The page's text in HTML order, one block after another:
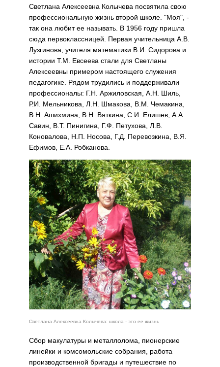
Светлана Алексеевна Колычева посвятила свою
профессиональную жизнь второй школе. "Моя", -
так она любит ее называть. В 1956 году пришла
сюда первоклассницей. Первая учительница А.В.
Лузгинова, учителя математики В.И. Сидорова и
истории Т.М. Евсеева стали для Светланы
Алексеевны примером настоящего служения
педагогике. Рядом трудились и поддерживали
профессионалы: Г.Н. Аржиловская, А.Н. Шиль,
Р.И. Мельникова, Л.Н. Шмакова, В.М. Чемакина,
В.Н. Ашихмина, В.Н. Вяткина, С.И. Елишев, А.А.
Савин, В.Т. Пинигина, Г.Ф. Петухова, Л.В.
Коновалова, Н.П. Носова, Г.Д. Перевозкина, В.Я.
Ефимов, Е.А. Робканова.
Светлана Алексеевна Колычева: школа - это ее жизнь
Сбор макулатуры и металлолома, пионерские
линейки и комсомольские собрания, работа
производственной бригады и путешествие по